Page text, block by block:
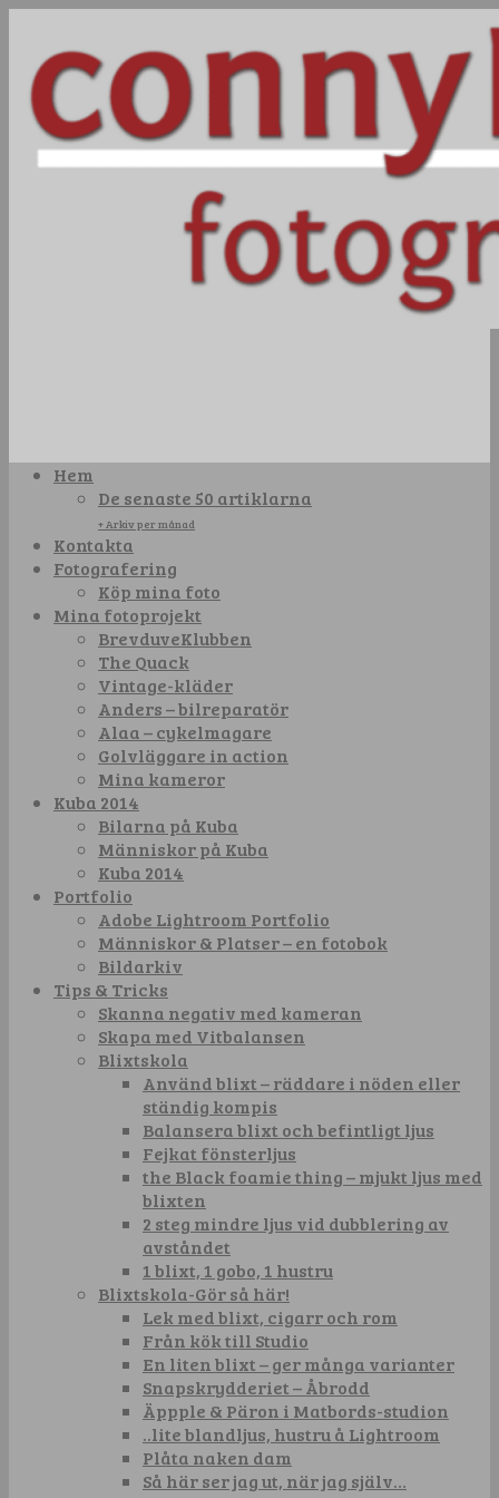
Hem
De senaste 50 artiklarna
+ Arkiv per månad
Kontakta
Fotografering
Köp mina foto
Mina fotoprojekt
BrevduveKlubben
The Quack
Vintage-kläder
Anders – bilreparatör
Alaa – cykelmagare
Golvläggare in action
Mina kameror
Kuba 2014
Bilarna på Kuba
Människor på Kuba
Kuba 2014
Portfolio
Adobe Lightroom Portfolio
Människor & Platser – en fotobok
Bildarkiv
Tips & Tricks
Skanna negativ med kameran
Skapa med Vitbalansen
Blixtskola
Använd blixt – räddare i nöden eller
ständig kompis
Balansera blixt och befintligt ljus
Fejkat fönsterljus
the Black foamie thing – mjukt ljus med
blixten
2 steg mindre ljus vid dubblering av
avståndet
1 blixt, 1 gobo, 1 hustru
Blixtskola-Gör så här!
Lek med blixt, cigarr och rom
Från kök till Studio
En liten blixt – ger många varianter
Snapskrydderiet – Åbrodd
Äppple & Päron i Matbords-studion
..lite blandljus, hustru å Lightroom
Plåta naken dam
Så här ser jag ut, när jag själv…